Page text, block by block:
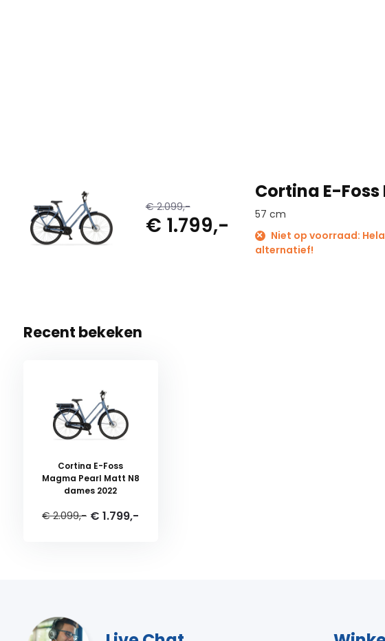
€ 2.099,-
€ 1.799,-
Cortina E-
57 cm
Niet op voorraad:
alternatief!
Recent bekeken
Cortina E-Foss
Magma Pearl Matt N8
dames 2022
€ 2.099,- € 1.799,-